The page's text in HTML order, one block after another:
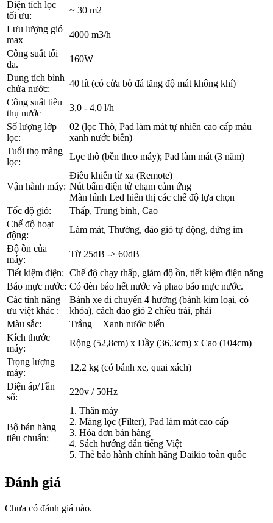
Diện tích lọc
tối ưu:
~ 30 m2
Lưu lượng gió
max
4000 m3/h
Công suất tối
đa.
160W
Dung tích bình
chứa nước:
40 lít (có cửa bỏ đá tăng độ mát không khí)
Công suất tiêu
thụ nước
3,0 - 4,0 l/h
Số lượng lớp
lọc:
02 (lọc Thô, Pad làm mát tự nhiên cao cấp màu
xanh nước biển)
Tuổi thọ màng
lọc:
Lọc thô (bền theo máy); Pad làm mát (3 năm)
Vận hành máy:
Điều khiển từ xa (Remote)
Nút bấm điện tử chạm cảm ứng
Màn hình Led hiển thị các chế độ lựa chọn
Tốc độ gió:
Thấp, Trung bình, Cao
Chế độ hoạt
động:
Làm mát, Thường, đảo gió tự động, đứng im
Độ ồn của
máy:
Từ 25dB -> 60dB
Tiết kiệm điện: Chế độ chạy thấp, giảm độ ồn, tiết kiệm điện năng
Báo mực nước: Có đèn báo hết nước và phao báo mực nước.
Các tính năng
ưu việt khác :
Bánh xe di chuyển 4 hướng (bánh kim loại, có
khóa), cách đảo gió 2 chiều trái, phải
Màu sắc:
Trắng + Xanh nước biển
Kích thước
máy:
Rộng (52,8cm) x Dầy (36,3cm) x Cao (104cm)
Trọng lượng
máy:
12,2 kg (có bánh xe, quai xách)
Điện áp/Tần
số:
220v / 50Hz
Bộ bán hàng
tiêu chuẩn:
1. Thân máy
2. Màng lọc (Filter), Pad làm mát cao cấp
3. Hóa đơn bán hàng
4. Sách hướng dẫn tiếng Việt
5. Thẻ bảo hành chính hãng Daikio toàn quốc
Đánh giá
Chưa có đánh giá nào.